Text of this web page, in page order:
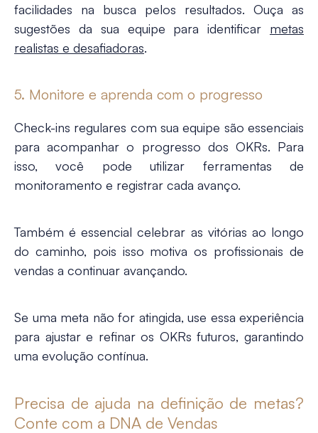
facilidades na busca pelos resultados. Ouça as
sugestões da sua equipe para identificar metas
realistas e desafiadoras.
5. Monitore e aprenda com o progresso
Check-ins regulares com sua equipe são essenciais
para acompanhar o progresso dos OKRs. Para
isso, você pode utilizar ferramentas de
monitoramento e registrar cada avanço.
Também é essencial celebrar as vitórias ao longo
do caminho, pois isso motiva os profissionais de
vendas a continuar avançando.
Se uma meta não for atingida, use essa experiência
para ajustar e refinar os OKRs futuros, garantindo
uma evolução contínua.
Precisa de ajuda na definição de metas?
Conte com a DNA de Vendas